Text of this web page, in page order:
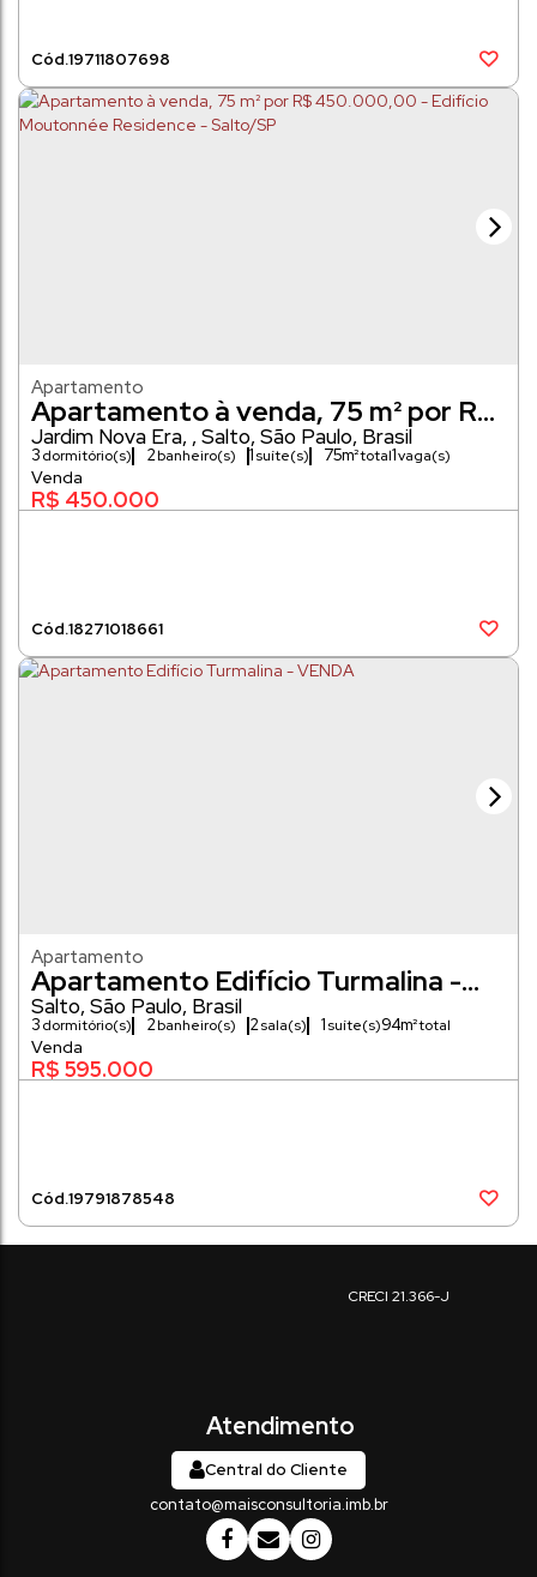
19711807698
Apartamento à venda, 75 m² por R$
450.000,00 - Edifício Moutonnée
Residence - Salto/SP
Apartamento
R$ 450.000
18271018661
Jardim Nova Era , Salto, São Paulo, Brasil
3dormitório(s) 2banheiro(s) 1suíte(s) 75m² 1vaga(s)
75m²
Apartamento Edifício Turmalina -
VENDA
Apartamento
R$ 595.000
19791878548
Salto, São Paulo, Brasil
3dormitório(s) 2banheiro(s) 2sala(s) 1 suíte(s)94m²
94m²
Central do Cliente
contato@maisconsultoria.imb.br